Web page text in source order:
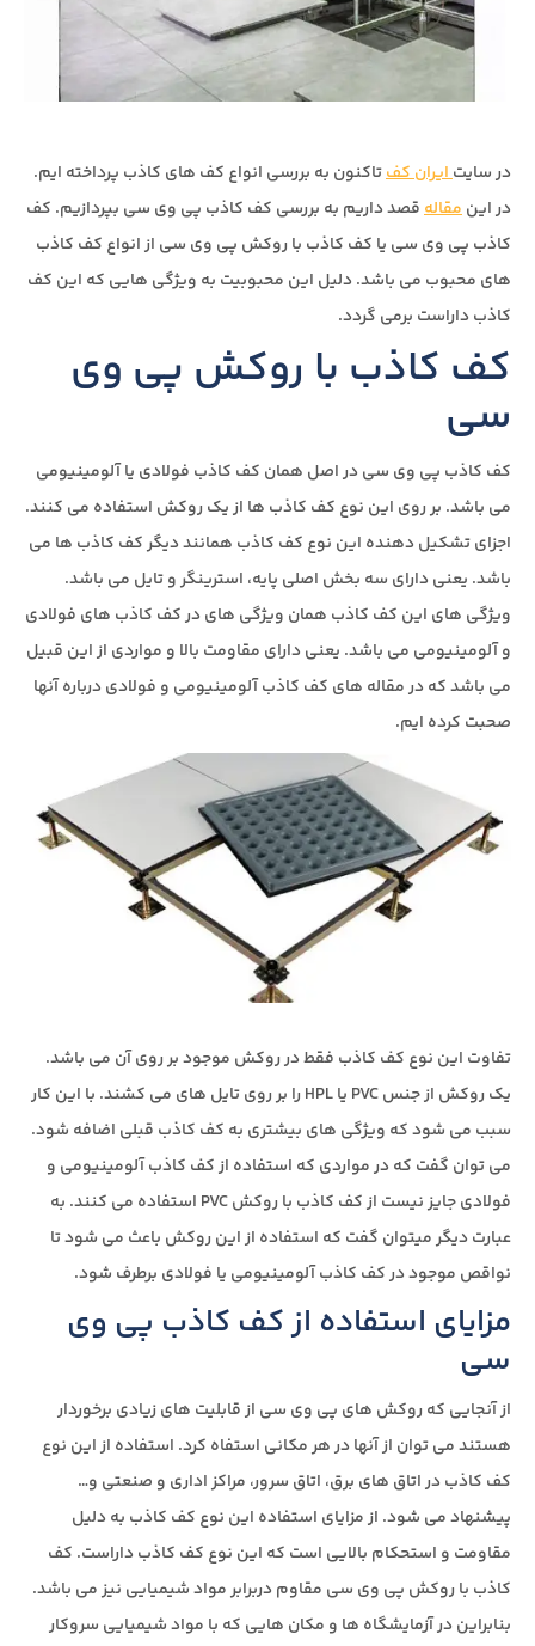
در سایتایران کفتاکنون به بررسی انواع کف های کاذب پرداخته ایم.
در اینمقالهقصد داریم به بررسی کف کاذب پی وی سی بپردازیم. کف
کاذب پی وی سی یا کف کاذب با روکش پی وی سی از انواع کف کاذب
های محبوب می باشد. دلیل این محبوبیت به ویژگی هایی که این کف
کاذب داراست برمی گردد.
کف کاذب با روکش پی وی
سی
کف کاذب پی وی سی در اصل همان کف کاذب فولادی یا آلومینیومی
می باشد. بر روی این نوع کف کاذب ها از یک روکش استفاده می کنند.
اجزای تشکیل دهنده این نوع کف کاذب همانند دیگر کف کاذب ها می
باشد. یعنی دارای سه بخش اصلی پایه، استرینگر و تایل می باشد.
ویژگی های این کف کاذب همان ویژگی های در کف کاذب های فولادی
و آلومینیومی می باشد. یعنی دارای مقاومت بالا و مواردی از این قبیل
می باشد که در مقاله های کف کاذب آلومینیومی و فولادی درباره آنها
صحبت کرده ایم.
تفاوت این نوع کف کاذب فقط در روکش موجود بر روی آن می باشد.
یک روکش از جنس PVC یا HPL را بر روی تایل های می کشند. با این کار
سبب می شود که ویژگی های بیشتری به کف کاذب قبلی اضافه شود.
می توان گفت که در مواردی که استفاده از کف کاذب آلومینیومی و
فولادی جایز نیست از کف کاذب با روکش PVC استفاده می کنند. به
عبارت دیگر میتوان گفت که استفاده از این روکش باعث می شود تا
نواقص موجود در کف کاذب آلومینیومی یا فولادی برطرف شود.
مزایای استفاده از کف کاذب پی وی
سی
از آنجایی که روکش های پی وی سی از قابلیت های زیادی برخوردار
هستند می توان از آنها در هر مکانی استفاه کرد. استفاده از این نوع
کف کاذب در اتاق های برق، اتاق سرور، مراکز اداری و صنعتی و…
پیشنهاد می شود. از مزایای استفاده این نوع کف کاذب به دلیل
مقاومت و استحکام بالایی است که این نوع کف کاذب داراست. کف
کاذب با روکش پی وی سی مقاوم دربرابر مواد شیمیایی نیز می باشد.
بنابراین در آزمایشگاه ها و مکان هایی که با مواد شیمیایی سروکار